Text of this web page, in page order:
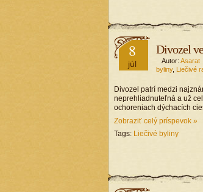
8
júl
Divozel
Autor: Asarat
byliny, Liečivé
Divozel patrí medzi
neprehliadnuteľná a už
ochoreniach dýchacích
Zobraziť celý príspevok »
Tags: Liečivé byliny